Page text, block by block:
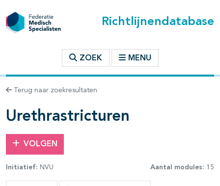
Richtlijnendatabase
ZOEK MENU
Terug naar zoekresultaten
Urethrastricturen
VOLGEN
Initiatief: NVU Aantal modules: 15
binnen deze richtlijn